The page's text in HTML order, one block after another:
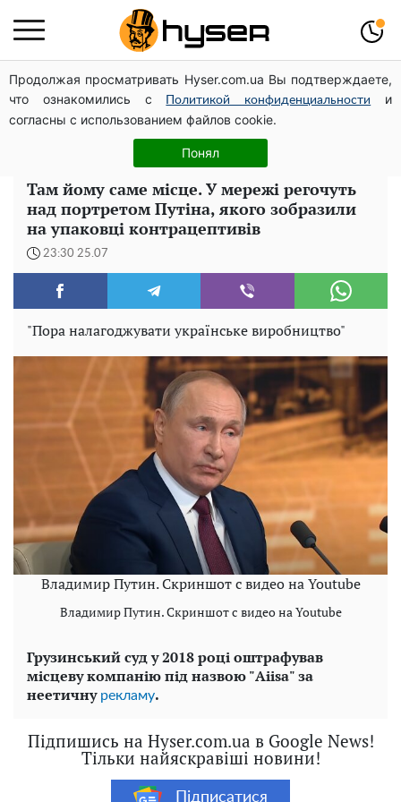
Продолжая просматривать Hyser.com.ua Вы подтверждаете,
что ознакомились с
Политикой конфиденциальности
и
согласны с использованием файлов cookie.
Понял
Гола Олена Тополя у цікавих позах змусила відвисати
щелепи: злив відео – було лише початком
Повністю гола Анна Трінчер блиснула "принадами":
таких розмірів ви ще не бачили
Там йому саме місце. У мережі регочуть
над портретом Путіна, якого зобразили
на упаковці контрацептивів
23:30 25.07
"Пора налагоджувати українське виробництво"
Владимир Путин. Скриншот с видео на Youtube
Владимир Путин. Скриншот с видео на Youtube
Грузинський суд у 2018 році оштрафував
місцеву компанію під назвою "Aiisa" за
неетичну рекламу.
Підпишись на Hyser.com.ua в Google News!
Тільки найяскравіші новини!
Підписатися